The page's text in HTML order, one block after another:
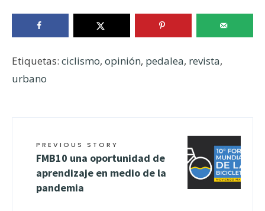
Etiquetas: ciclismo, opinión, pedalea, revista,
urbano
PREVIOUS STORY
FMB10 una oportunidad de
aprendizaje en medio de la
pandemia